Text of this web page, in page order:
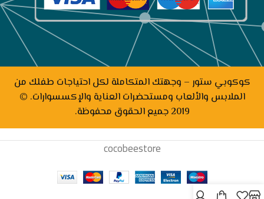
كوكوبي ستور – وجهتك المتكاملة لكل احتياجات طفلك من
الملابس والألعاب ومستحضرات العناية والإكسسوارات. ©
2019 جميع الحقوق محفوظة.
cocobeestore